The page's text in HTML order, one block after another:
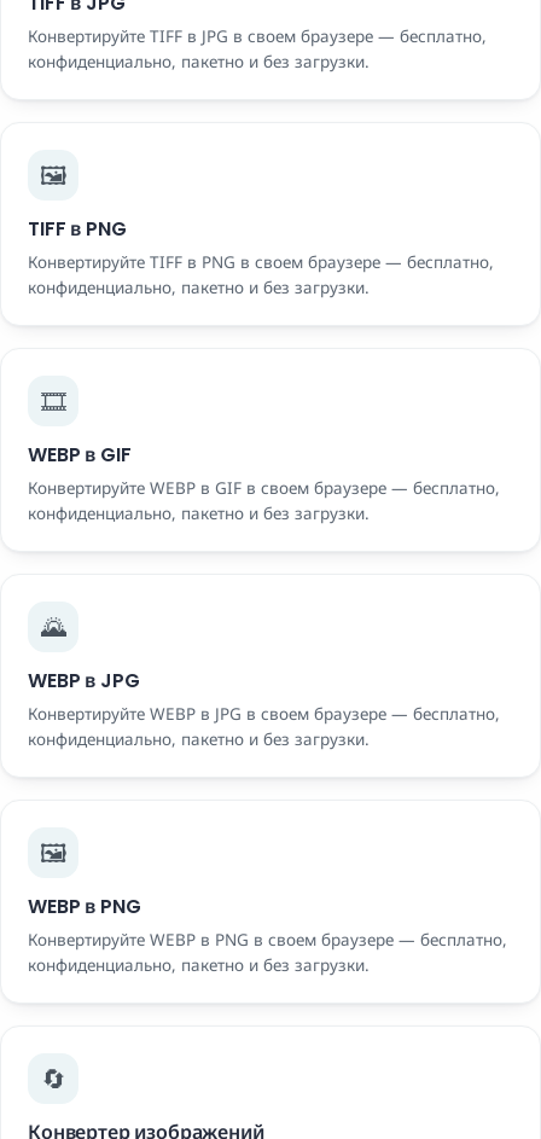
Конвертируйте TIFF в JPG в своем браузере — бесплатно,
конфиденциально, пакетно и без загрузки.
🖼️
TIFF в PNG
Конвертируйте TIFF в PNG в своем браузере — бесплатно,
конфиденциально, пакетно и без загрузки.
🎞️
WEBP в GIF
Конвертируйте WEBP в GIF в своем браузере — бесплатно,
конфиденциально, пакетно и без загрузки.
🌄
WEBP в JPG
Конвертируйте WEBP в JPG в своем браузере — бесплатно,
конфиденциально, пакетно и без загрузки.
🖼️
WEBP в PNG
Конвертируйте WEBP в PNG в своем браузере — бесплатно,
конфиденциально, пакетно и без загрузки.
🔄
Конвертер изображений